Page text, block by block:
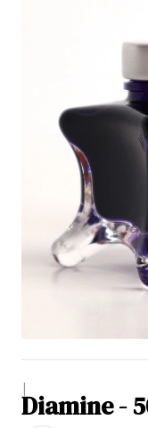
|
Diamine -